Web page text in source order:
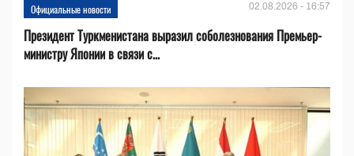
Официальные новости 02.08.2026 - 16:57
Президент Туркменистана выразил соболезнования Премьер-
министру Японии в связи с...